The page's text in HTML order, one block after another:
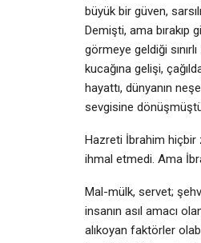
büyük bir güven,
Demişti, ama bırakıp
görmeye geldiği
kucağına gelişi,
hayattı, dünyanın
sevgisine
Hazreti İbrahim hiçbir
ihmal etmedi. Ama
Mal-mülk, servet;
insanın asıl amacı
alıkoyan faktörler